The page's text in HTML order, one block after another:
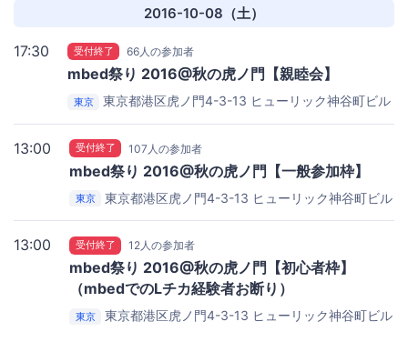
2016-10-08（土）
17:30 受付終了 66人の参加者
mbed祭り 2016@秋の虎ノ門【親睦会】
東京
東京都港区虎ノ門4-3-13 ヒューリック神谷町ビル
13:00 受付終了 107人の参加者
mbed祭り 2016@秋の虎ノ門【一般参加枠】
東京
東京都港区虎ノ門4-3-13 ヒューリック神谷町ビル
13:00 受付終了 12人の参加者
mbed祭り 2016@秋の虎ノ門【初心者枠】
（mbedでのLチカ経験者お断り）
東京
東京都港区虎ノ門4-3-13 ヒューリック神谷町ビル